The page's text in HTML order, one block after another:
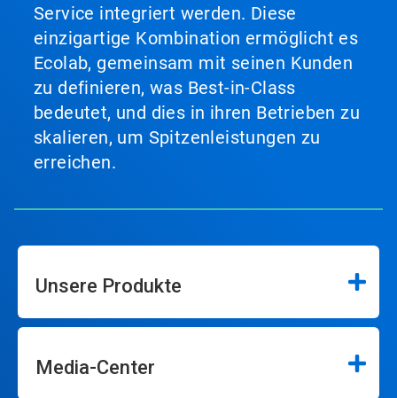
Service integriert werden. Diese
einzigartige Kombination ermöglicht es
Ecolab, gemeinsam mit seinen Kunden
zu definieren, was Best-in-Class
bedeutet, und dies in ihren Betrieben zu
skalieren, um Spitzenleistungen zu
erreichen.
Unsere Produkte
Media-Center